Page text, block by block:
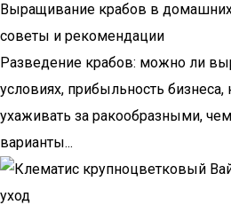
Выращивание крабов в домашних
советы и рекомендации
Разведение крабов: можно ли
условиях, прибыльность
ухаживать за ракообразными,
варианты...